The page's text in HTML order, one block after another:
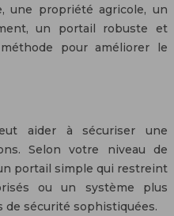
une propriété agricole, un
un portail robuste et
pour améliorer le
aider à sécuriser une
Selon votre niveau de
portail simple qui restreint
ou un système plus
de sécurité sophistiquées.